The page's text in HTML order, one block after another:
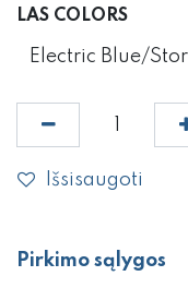
LAS COLORS
Išsisaugoti
Pirkimo sąlygos